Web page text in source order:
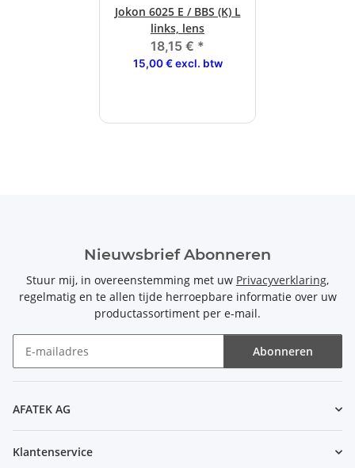
Jokon 6025 E / BBS (K) L
links, lens
18,15 € *
15,00 € excl. btw
Nieuwsbrief Abonneren
Stuur mij, in overeenstemming met uw Privacyverklaring,
regelmatig en te allen tijde herroepbare informatie over uw
productassortiment per e-mail.
Abonneren
AFATEK AG
Klantenservice